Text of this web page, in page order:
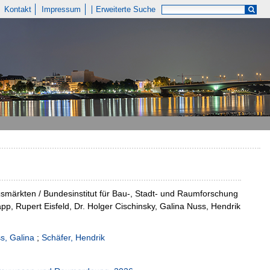
Kontakt Impressum Erweiterte Suche
/ Bundesinstitut für Bau-, Stadt- und Raumforschung
Rupert Eisfeld, Dr. Holger Cischinsky, Galina Nuss, Hendrik
Galina ; Schäfer, Hendrik